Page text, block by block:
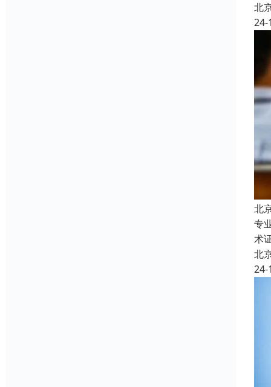
北
24-
北
专
术
北
24-